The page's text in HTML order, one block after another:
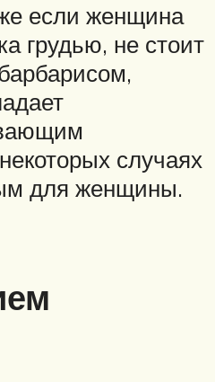
если женщина
грудью, не стоит
случаях
для женщины.